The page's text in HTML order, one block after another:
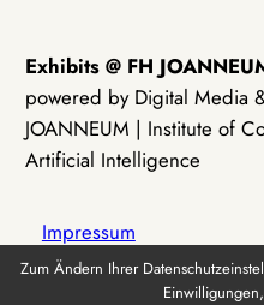
Exhibits @ FH
powered by Digital Media
JOANNEUM | Institute of
Artificial Intelligence
Impressum
Zum Ändern Ihrer